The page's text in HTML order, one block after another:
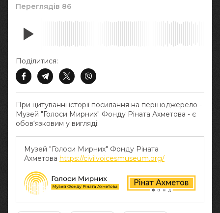
Переглядів 86
При цитуванні історії посилання на першоджерело -
Музей "Голоси Мирних" Фонду Ріната Ахметова - є
обов‘язковим у вигляді:
Музей "Голоси Мирних" Фонду Ріната
Ахметова https://civilvoicesmuseum.org/
Поділитися: